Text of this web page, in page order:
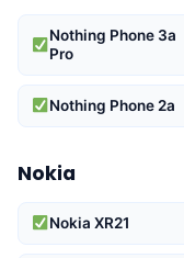
Nothing Phone 3a
Pro
Nothing Phone 2a
Nokia
Nokia XR21